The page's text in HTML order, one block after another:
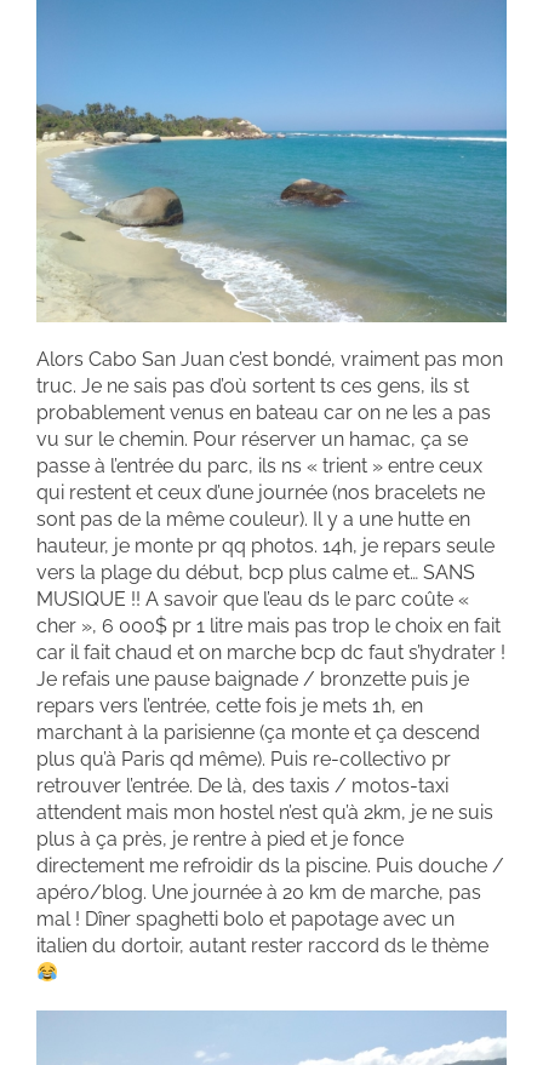
Alors Cabo San Juan c’est bondé, vraiment pas mon
truc. Je ne sais pas d’où sortent ts ces gens, ils st
probablement venus en bateau car on ne les a pas
vu sur le chemin. Pour réserver un hamac, ça se
passe à l’entrée du parc, ils ns « trient » entre ceux
qui restent et ceux d’une journée (nos bracelets ne
sont pas de la même couleur). Il y a une hutte en
hauteur, je monte pr qq photos. 14h, je repars seule
vers la plage du début, bcp plus calme et… SANS
MUSIQUE !! A savoir que l’eau ds le parc coûte «
cher », 6 000$ pr 1 litre mais pas trop le choix en fait
car il fait chaud et on marche bcp dc faut s’hydrater !
Je refais une pause baignade / bronzette puis je
repars vers l’entrée, cette fois je mets 1h, en
marchant à la parisienne (ça monte et ça descend
plus qu’à Paris qd même). Puis re-collectivo pr
retrouver l’entrée. De là, des taxis / motos-taxi
attendent mais mon hostel n’est qu’à 2km, je ne suis
plus à ça près, je rentre à pied et je fonce
directement me refroidir ds la piscine. Puis douche /
apéro/blog. Une journée à 20 km de marche, pas
mal ! Dîner spaghetti bolo et papotage avec un
italien du dortoir, autant rester raccord ds le thème